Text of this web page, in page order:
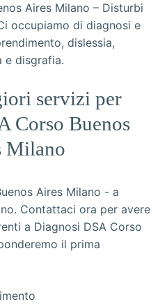
Aires Milano – Disturbi
occupiamo di diagnosi e
dislessia,
e disgrafia.
servizi per
Corso Buenos
Milano